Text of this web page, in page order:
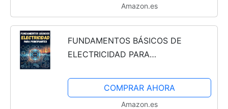
Amazon.es
FUNDAMENTOS BÁSICOS DE
ELECTRICIDAD PARA
para aprender sobre electricidad.
Guía completa
COMPRAR AHORA
Amazon.es